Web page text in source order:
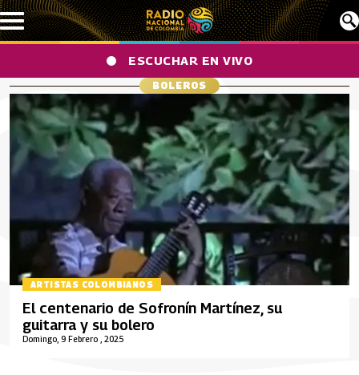
Pasar al contenido principal
ESCUCHAR EN VIVO
BOLEROS
ARTISTAS COLOMBIANOS
Domingo, 9 Febrero , 2025
El centenario de Sofronín Martínez, su
guitarra y su bolero